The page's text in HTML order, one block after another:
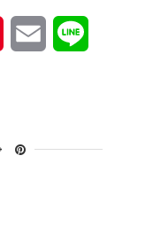
PinterestEmail